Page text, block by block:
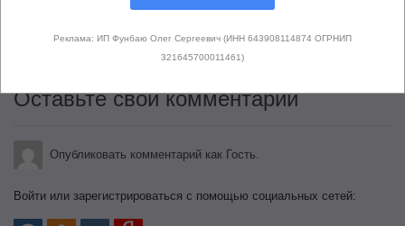
Здесь не опубликовано еще ни
Оставьте свой комментарий
Опубликовать комментарий как Гость.
Войти или зарегистрироваться с помощью социальных сетей:
Реклама: ИП Фунбаю Олег Сергеевич (ИНН 643908114874 ОГРНИП
321645700011461)